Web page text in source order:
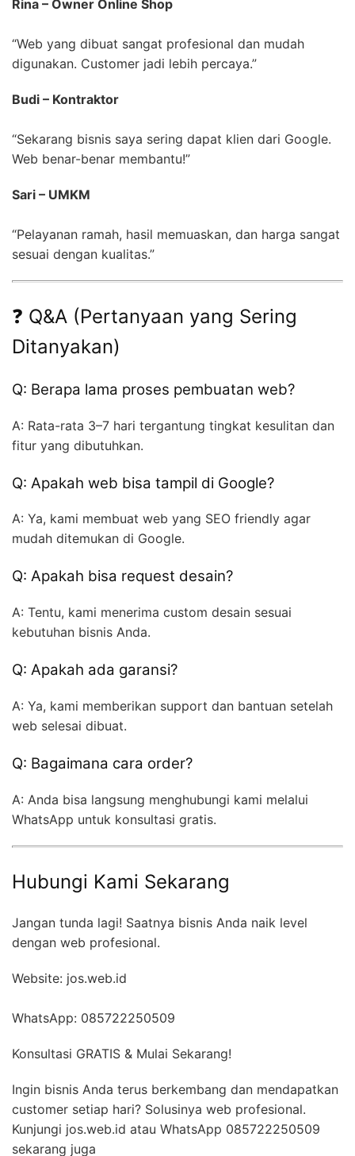
Rina – Owner Online Shop
“Web yang dibuat sangat profesional dan mudah
digunakan. Customer jadi lebih percaya.”
Budi – Kontraktor
“Sekarang bisnis saya sering dapat klien dari Google.
Web benar-benar membantu!”
Sari – UMKM
“Pelayanan ramah, hasil memuaskan, dan harga sangat
sesuai dengan kualitas.”
❓ Q&A (Pertanyaan yang Sering
Ditanyakan)
Q: Berapa lama proses pembuatan web?
A: Rata-rata 3–7 hari tergantung tingkat kesulitan dan
fitur yang dibutuhkan.
Q: Apakah web bisa tampil di Google?
A: Ya, kami membuat web yang SEO friendly agar
mudah ditemukan di Google.
Q: Apakah bisa request desain?
A: Tentu, kami menerima custom desain sesuai
kebutuhan bisnis Anda.
Q: Apakah ada garansi?
A: Ya, kami memberikan support dan bantuan setelah
web selesai dibuat.
Q: Bagaimana cara order?
A: Anda bisa langsung menghubungi kami melalui
WhatsApp untuk konsultasi gratis.
Hubungi Kami Sekarang
Jangan tunda lagi! Saatnya bisnis Anda naik level
dengan web profesional.
Website: jos.web.id
WhatsApp: 085722250509
Konsultasi GRATIS & Mulai Sekarang!
Ingin bisnis Anda terus berkembang dan mendapatkan
customer setiap hari? Solusinya web profesional.
Kunjungi jos.web.id atau WhatsApp 085722250509
sekarang juga